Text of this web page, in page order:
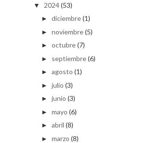
▼ 2024 (53)
►diciembre(1)
►noviembre(5)
►octubre(7)
► septiembre(6)
►agosto (1)
►julio (3)
►junio (3)
►mayo (6)
►abril (8)
►marzo (8)